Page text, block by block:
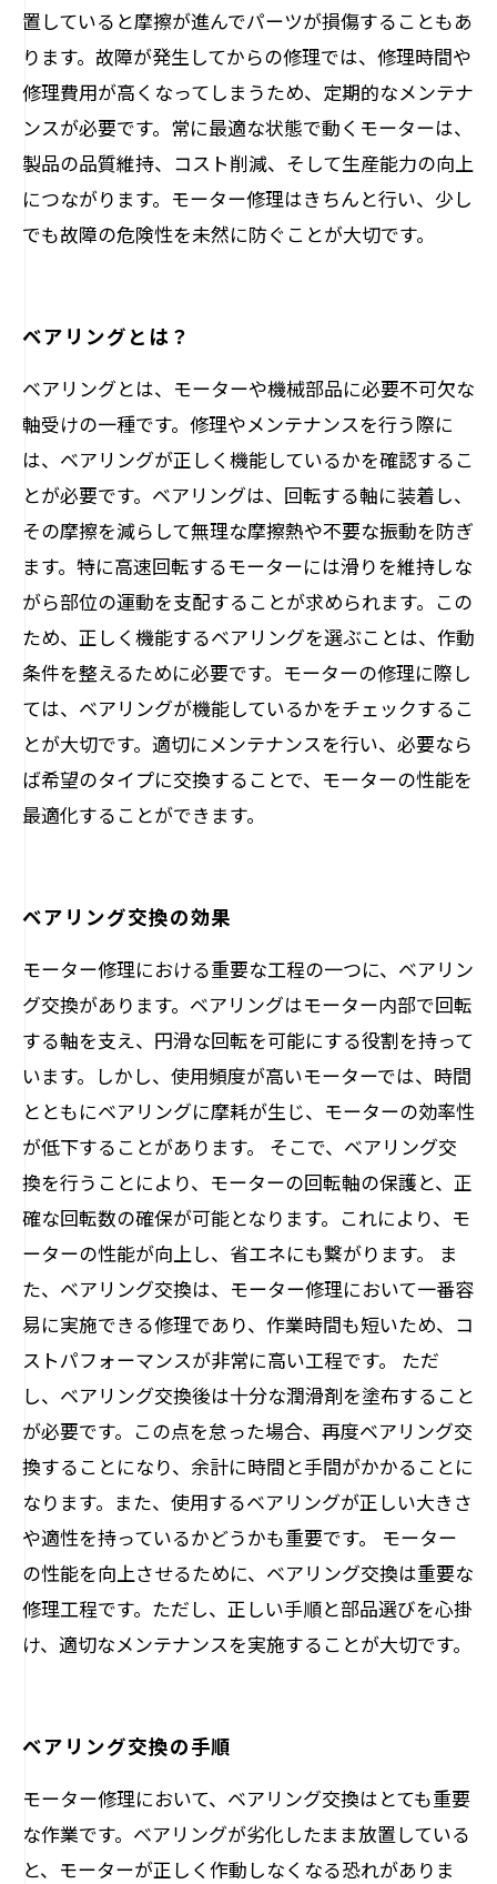
置していると摩擦が進んでパーツが損傷することもあ
ります。故障が発生してからの修理では、修理時間や
修理費用が高くなってしまうため、定期的なメンテナ
ンスが必要です。常に最適な状態で動くモーターは、
製品の品質維持、コスト削減、そして生産能力の向上
につながります。モーター修理はきちんと行い、少し
でも故障の危険性を未然に防ぐことが大切です。
ベアリングとは？
ベアリングとは、モーターや機械部品に必要不可欠な
軸受けの一種です。修理やメンテナンスを行う際に
は、ベアリングが正しく機能しているかを確認するこ
とが必要です。ベアリングは、回転する軸に装着し、
その摩擦を減らして無理な摩擦熱や不要な振動を防ぎ
ます。特に高速回転するモーターには滑りを維持しな
がら部位の運動を支配することが求められます。この
ため、正しく機能するベアリングを選ぶことは、作動
条件を整えるために必要です。モーターの修理に際し
ては、ベアリングが機能しているかをチェックするこ
とが大切です。適切にメンテナンスを行い、必要なら
ば希望のタイプに交換することで、モーターの性能を
最適化することができます。
ベアリング交換の効果
モーター修理における重要な工程の一つに、ベアリン
グ交換があります。ベアリングはモーター内部で回転
する軸を支え、円滑な回転を可能にする役割を持って
います。しかし、使用頻度が高いモーターでは、時間
とともにベアリングに摩耗が生じ、モーターの効率性
が低下することがあります。 そこで、ベアリング交
換を行うことにより、モーターの回転軸の保護と、正
確な回転数の確保が可能となります。これにより、モ
ーターの性能が向上し、省エネにも繋がります。 ま
た、ベアリング交換は、モーター修理において一番容
易に実施できる修理であり、作業時間も短いため、コ
ストパフォーマンスが非常に高い工程です。 ただ
し、ベアリング交換後は十分な潤滑剤を塗布すること
が必要です。この点を怠った場合、再度ベアリング交
換することになり、余計に時間と手間がかかることに
なります。また、使用するベアリングが正しい大きさ
や適性を持っているかどうかも重要です。 モーター
の性能を向上させるために、ベアリング交換は重要な
修理工程です。ただし、正しい手順と部品選びを心掛
け、適切なメンテナンスを実施することが大切です。
ベアリング交換の手順
モーター修理において、ベアリング交換はとても重要
な作業です。ベアリングが劣化したまま放置している
と、モーターが正しく作動しなくなる恐れがありま